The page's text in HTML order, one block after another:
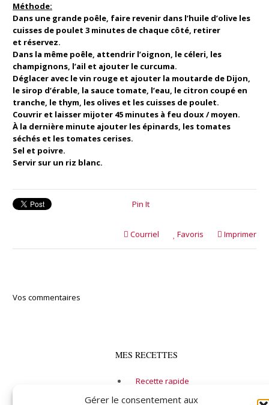
Gérer le consentement aux
Méthode:
Dans une grande poêle, faire revenir dans l’huile d’olive les
cuisses de poulet 3 minutes de chaque côté, retirer
et réservez.
Dans la même poêle, attendrir l’oignon, le céleri, les
champignons, l’ail et ajouter le curcuma.
Déglacer avec le vin rouge et ajouter la moutarde de Dijon,
le sirop d’érable, la sauce tomate, l’eau, le citron coupé en
tranche, le thym, les olives et les cuisses de poulet.
Couvrir et laisser mijoter 45 minutes à feu doux / moyen.
À la dernière minute ajouter les épinards, les tomates
séchés et les tomates cerises.
Sel et poivre.
Servir sur un riz blanc.
Pin It
Courriel Favoris Imprimer
Vos commentaires
MES RECETTES
Recette rapide
Alcool